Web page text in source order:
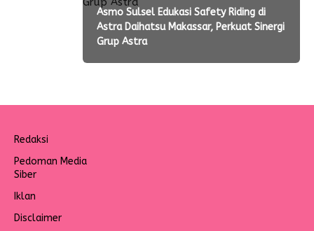
Asmo Sulsel Edukasi Safety Riding di
Astra Daihatsu Makassar, Perkuat Sinergi
Grup Astra
Redaksi
Pedoman Media
Siber
Iklan
Disclaimer